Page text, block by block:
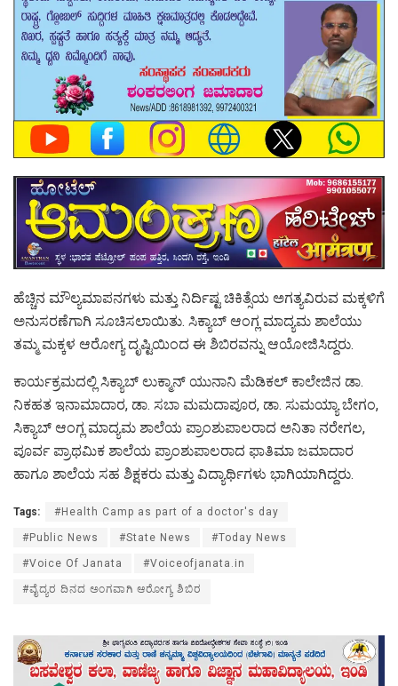
ಹೆಚ್ಚಿನ ಮೌಲ್ಯಮಾಪನಗಳು ಮತ್ತು ನಿರ್ದಿಷ್ಟ ಚಿಕಿತ್ಸೆಯ ಅಗತ್ಯವಿರುವ ಮಕ್ಕಳಿಗೆ
ಅನುಸರಣೆಗಾಗಿ ಸೂಚಿಸಲಾಯಿತು. ಸಿಕ್ಯಾಬ್ ಆಂಗ್ಲ ಮಾದ್ಯಮ ಶಾಲೆಯು
ತಮ್ಮ ಮಕ್ಕಳ ಆರೋಗ್ಯ ದೃಷ್ಟಿಯಿಂದ ಈ ಶಿಬಿರವನ್ನು ಆಯೋಜಿಸಿದ್ದರು.
ಕಾರ್ಯಕ್ರಮದಲ್ಲಿ ಸಿಕ್ಯಾಬ್ ಲುಕ್ಮಾನ್ ಯುನಾನಿ ಮೆಡಿಕಲ್ ಕಾಲೇಜಿನ ಡಾ.
ನಿಕಹತ ಇನಾಮಾದಾರ, ಡಾ. ಸಬಾ ಮಮದಾಪೂರ, ಡಾ. ಸುಮಯ್ಯಾ ಬೇಗಂ,
ಸಿಕ್ಯಾಬ್ ಆಂಗ್ಲ ಮಾದ್ಯಮ ಶಾಲೆಯ ಪ್ರಾಂಶುಪಾಲರಾದ ಅನಿತಾ ನರೇಗಲ,
ಪೂರ್ವ ಪ್ರಾಥಮಿಕ ಶಾಲೆಯ ಪ್ರಾಂಶುಪಾಲರಾದ ಫಾತಿಮಾ ಜಮಾದಾರ
ಹಾಗೂ ಶಾಲೆಯ ಸಹ ಶಿಕ್ಷಕರು ಮತ್ತು ವಿದ್ಯಾರ್ಥಿಗಳು ಭಾಗಿಯಾಗಿದ್ದರು.
Tags: #Health Camp as part of a doctor's day
#Public News #State News #Today News
#Voice Of Janata #Voiceofjanata.in
#ವೈದ್ಯರ ದಿನದ ಅಂಗವಾಗಿ ಆರೋಗ್ಯ ಶಿಬಿರ